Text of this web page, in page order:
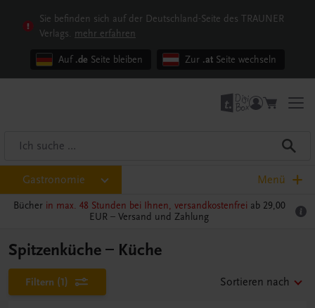
Sie befinden sich auf der Deutschland-Seite des TRAUNER
Verlags. mehr erfahren
Auf .de Seite bleiben Zur .at Seite wechseln
Gastronomie Menü
Bücher in max. 48 Stunden bei Ihnen, versandkostenfrei ab 29,00
EUR – Versand und Zahlung
Spitzenküche – Küche
Filtern (1) Sortieren nach